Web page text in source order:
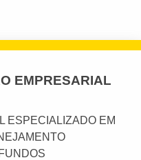
EMPRESARIAL
ESPECIALIZADO EM